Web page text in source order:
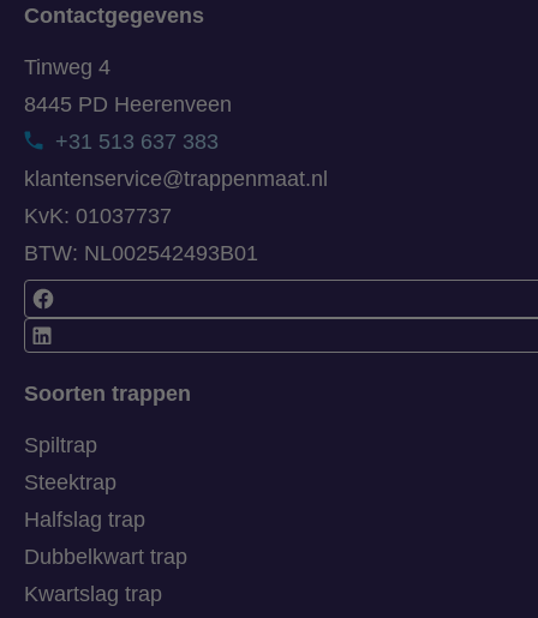
Soorten trappen
Spiltrap
Steektrap
Halfslag trap
Dubbelkwart trap
Kwartslag trap
Contactgegevens
Tinweg 4
8445 PD Heerenveen
+31 513 637 383
klantenservice@trappenmaat.nl
KvK: 01037737
BTW: NL002542493B01